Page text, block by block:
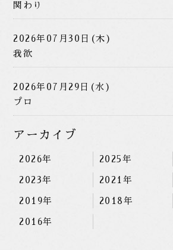
関わり
2026年07月30日(木)
我欲
2026年07月29日(水)
プロ
アーカイブ
2026年 2025年
2023年 2021年
2019年 2018年
2016年